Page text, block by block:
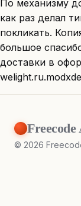
Get Access
По механизму
как раз делал
покликать.
большое
доставки в
Freecode
© 2026